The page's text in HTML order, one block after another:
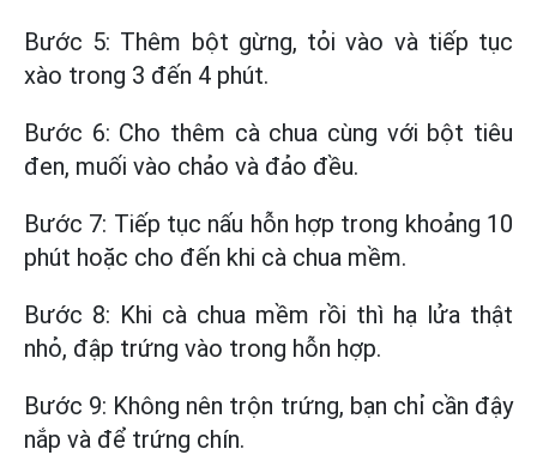
Bước 5: Thêm bột gừng, tỏi vào và tiếp tục
xào trong 3 đến 4 phút.
Bước 6: Cho thêm cà chua cùng với bột tiêu
đen, muối vào chảo và đảo đều.
Bước 7: Tiếp tục nấu hỗn hợp trong khoảng 10
phút hoặc cho đến khi cà chua mềm.
Bước 8: Khi cà chua mềm rồi thì hạ lửa thật
nhỏ, đập trứng vào trong hỗn hợp.
Bước 9: Không nên trộn trứng, bạn chỉ cần đậy
nắp và để trứng chín.